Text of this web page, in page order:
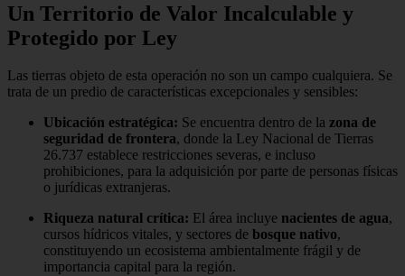
Un Territorio de Valor Incalculable y
Protegido por Ley
Las tierras objeto de esta operación no son un campo cualquiera. Se
trata de un predio de características excepcionales y sensibles:
Ubicación estratégica: Se encuentra dentro de la zona de
seguridad de frontera, donde la Ley Nacional de Tierras
26.737 establece restricciones severas, e incluso
prohibiciones, para la adquisición por parte de personas físicas
o jurídicas extranjeras.
Riqueza natural crítica: El área incluye nacientes de agua,
cursos hídricos vitales, y sectores de bosque nativo,
constituyendo un ecosistema ambientalmente frágil y de
importancia capital para la región.